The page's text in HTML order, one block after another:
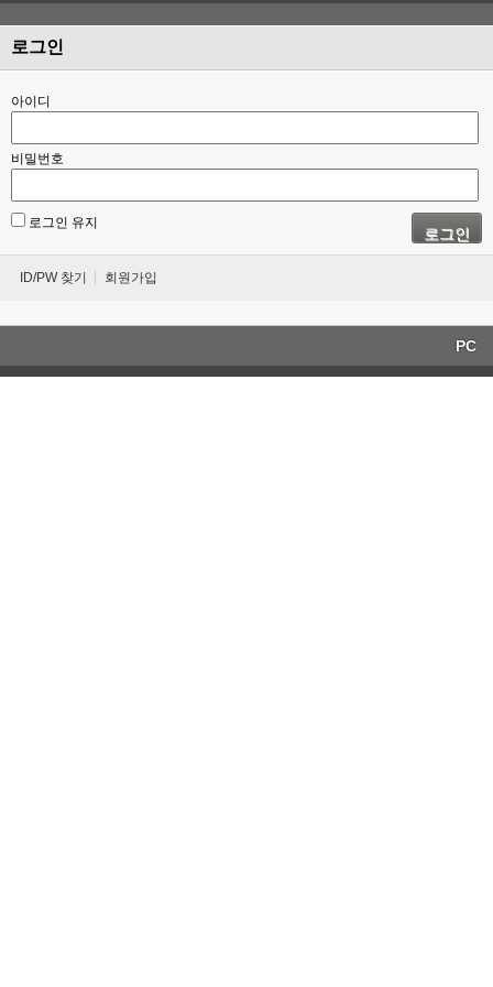
로그인
아이디
비밀번호
로그인 유지
로그인
ID/PW 찾기 회원가입
PC